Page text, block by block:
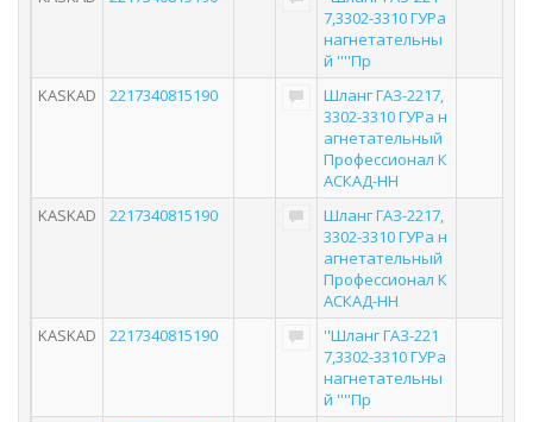
7,3302-3310 ГУРа
нагнетательны
й ''''Пр
KASKAD
2217340815190
Шланг ГАЗ-2217,
3302-3310 ГУРа н
агнетательный
Профессионал К
АСКАД-НН
KASKAD
2217340815190
Шланг ГАЗ-2217,
3302-3310 ГУРа н
агнетательный
Профессионал К
АСКАД-НН
KASKAD
2217340815190
''Шланг ГАЗ-221
7,3302-3310 ГУРа
нагнетательны
й ''''Пр